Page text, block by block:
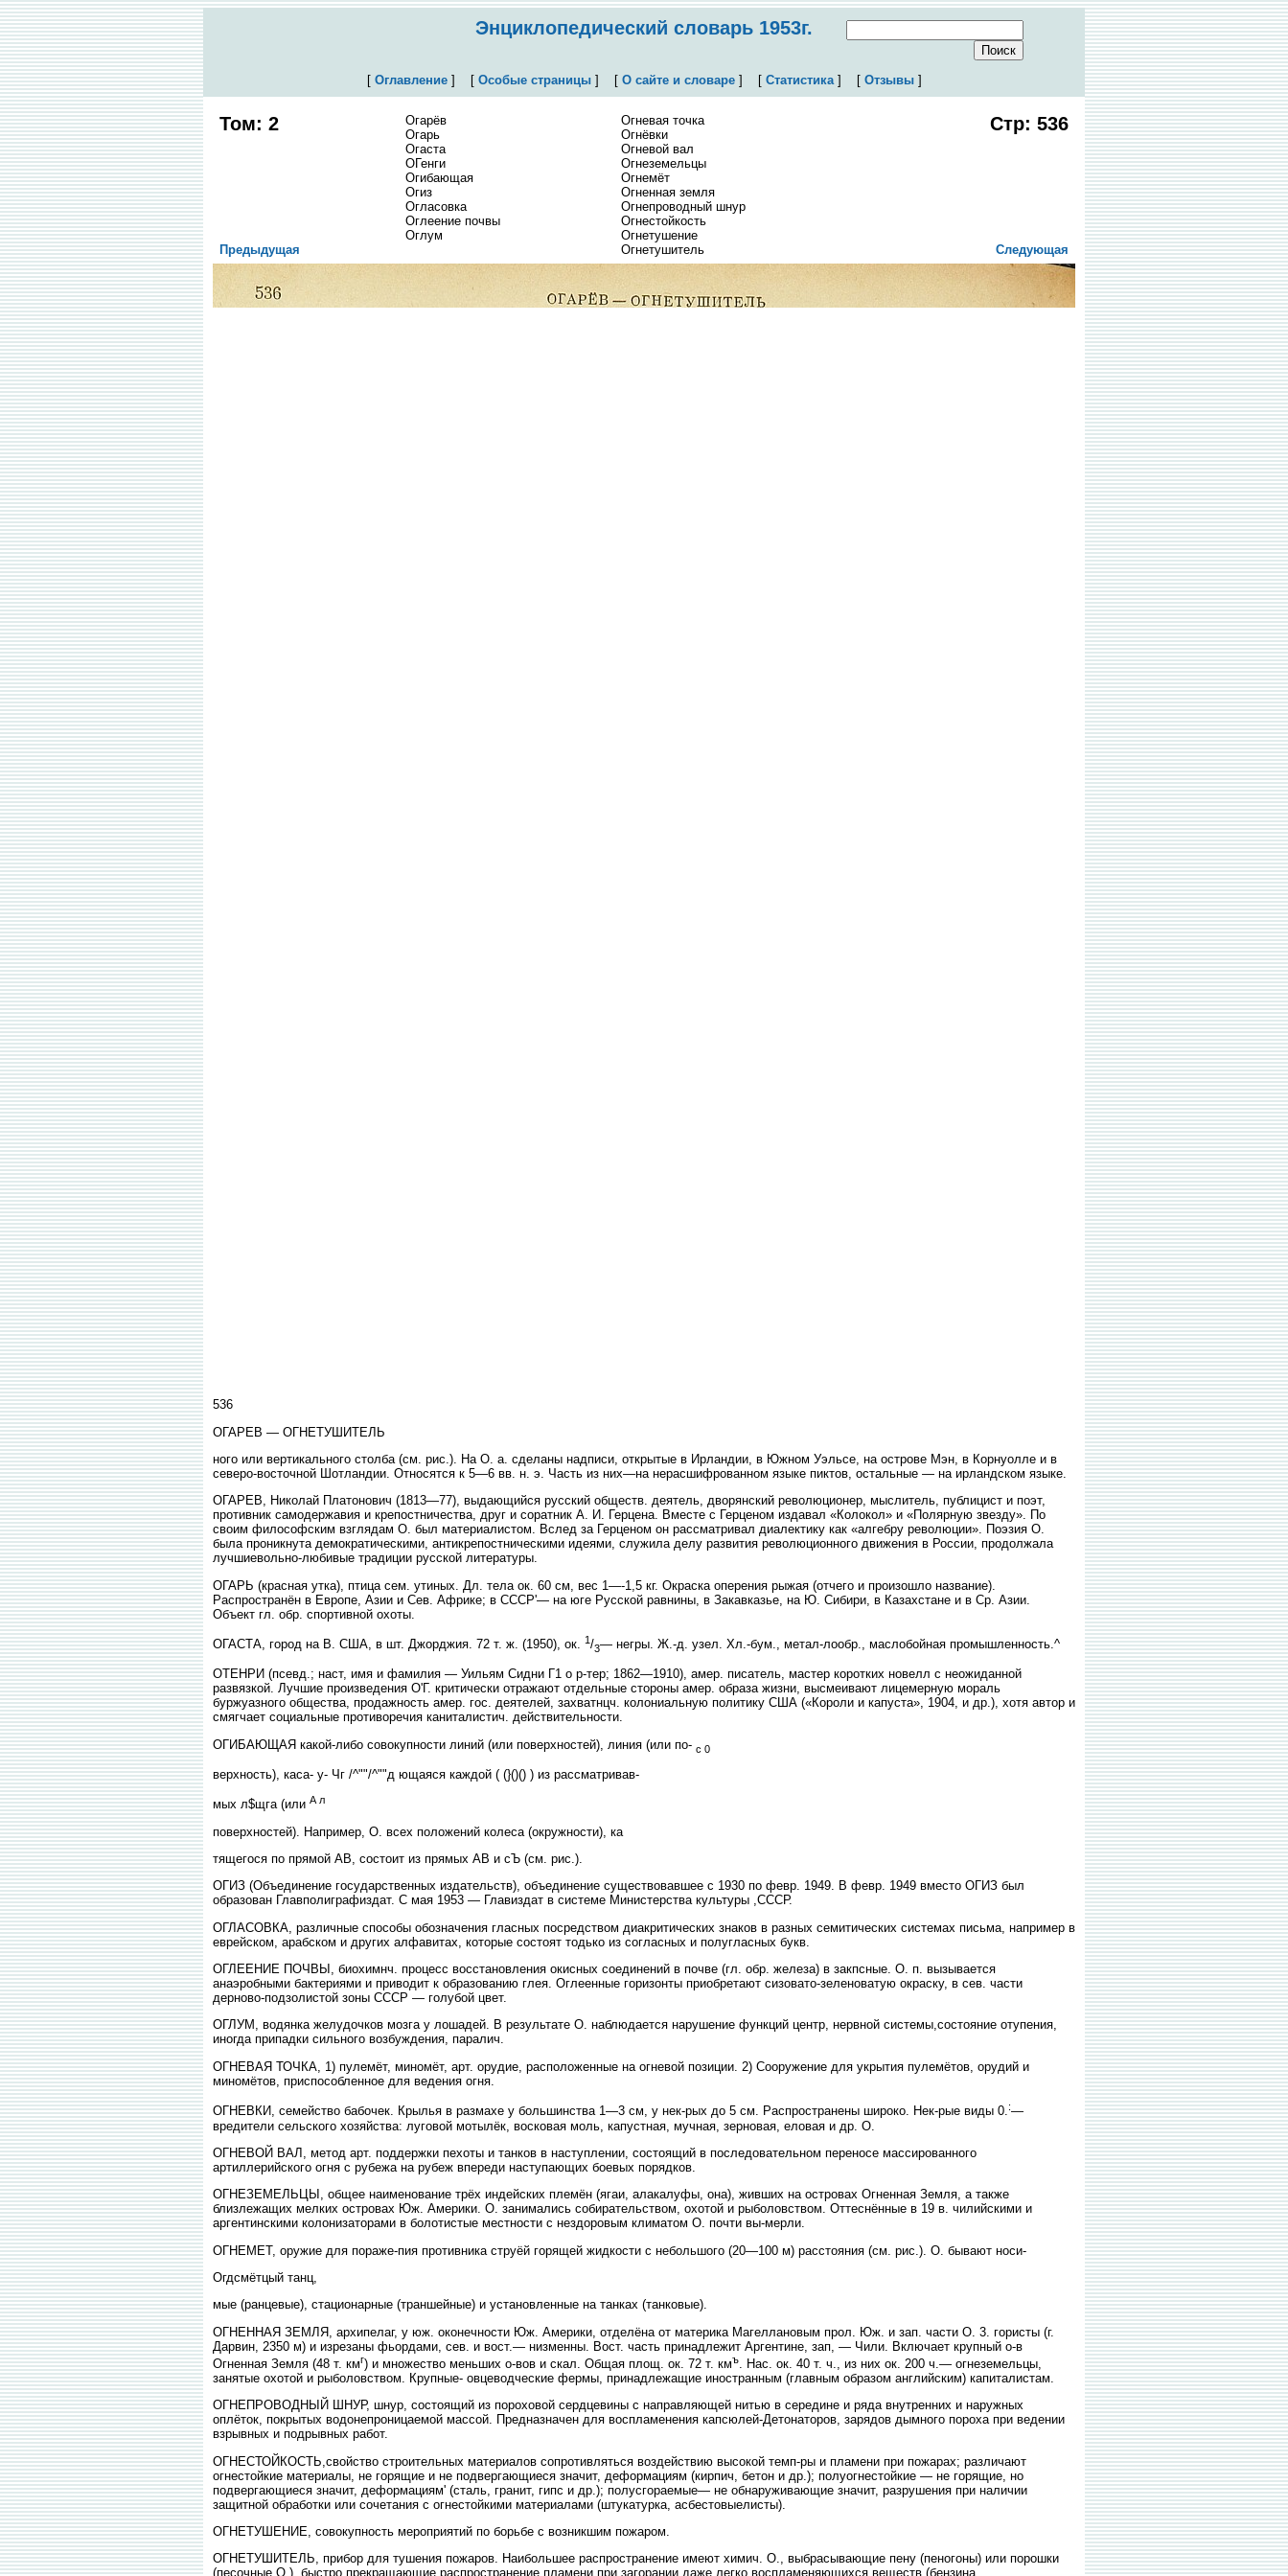
Энциклопедический словарь 1953г.
[ Оглавление] [ Особые страницы] [ О сайте и словаре] [ Статистика] [ Отзывы]
Том: 2
Огарёв
Огарь
Огаста
ОГенги
Огибающая
Огиз
Огласовка
Оглеение почвы
Оглум
Огневая точка
Огнёвки
Огневой вал
Огнеземельцы
Огнемёт
Огненная земля
Огнепроводный шнур
Огнестойкость
Огнетушение
Огнетушитель
Стр: 536
Предыдущая Следующая
536
ОГАРЕВ — ОГНЕТУШИТЕЛЬ
ного или вертикального столба (см. рис.). На О. а. сделаны надписи, открытые в Ирландии, в Южном Уэльсе, на острове Мэн, в Корнуолле и в
северо-восточной Шотландии. Относятся к 5—6 вв. н. э. Часть из них—на нерасшифрованном языке пиктов, остальные — на ирландском языке.
ОГАРЕВ, Николай Платонович (1813—77), выдающийся русский обществ. деятель, дворянский революционер, мыслитель, публицист и поэт,
противник самодержавия и крепостничества, друг и соратник А. И. Герцена. Вместе с Герценом издавал «Колокол» и «Полярную звезду». По
своим философским взглядам О. был материалистом. Вслед за Герценом он рассматривал диалектику как «алгебру революции». Поэзия О.
была проникнута демократическими, антикрепостническими идеями, служила делу развития революционного движения в России, продолжала
лучшиевольно-любивые традиции русской литературы.
ОГАРЬ (красная утка), птица сем. утиных. Дл. тела ок. 60 см, вес 1—-1,5 кг. Окраска оперения рыжая (отчего и произошло название).
Распространён в Европе, Азии и Сев. Африке; в СССР'— на юге Русской равнины, в Закавказье, на Ю. Сибири, в Казахстане и в Ср. Азии.
Объект гл. обр. спортивной охоты.
ОГАСТА, город на В. США, в шт. Джорджия. 72 т. ж. (1950), ок. 1/3— негры. Ж.-д. узел. Хл.-бум., метал-лообр., маслобойная промышленность.^
ОТЕНРИ (псевд.; наст, имя и фамилия — Уильям Сидни Г1 о р-тер; 1862—1910), амер. писатель, мастер коротких новелл с неожиданной
развязкой. Лучшие произведения О'Г. критически отражают отдельные стороны амер. образа жизни, высмеивают лицемерную мораль
буржуазного общества, продажность амер. гос. деятелей, захватнцч. колониальную политику США («Короли и капуста», 1904, и др.), хотя автор и
смягчает социальные противоречия каниталистич. действительности.
ОГИБАЮЩАЯ какой-либо совокупности линий (или поверхностей), линия (или по- с 0
верхность), каса- у- Чг /^""/^""д ющаяся каждой ( (}()() ) из рассматривав-
мых л$щга (или А л
поверхностей). Например, О. всех положений колеса (окружности), ка
тящегося по прямой АВ, состоит из прямых АВ и сЪ (см. рис.).
ОГИЗ (Объединение государственных издательств), объединение существовавшее с 1930 по февр. 1949. В февр. 1949 вместо ОГИЗ был
образован Главполиграфиздат. С мая 1953 — Главиздат в системе Министерства культуры ,СССР.
ОГЛАСОВКА, различные способы обозначения гласных посредством диакритических знаков в разных семитических системах письма, например в
еврейском, арабском и других алфавитах, которые состоят тодько из согласных и полугласных букв.
ОГЛЕЕНИЕ ПОЧВЫ, биохимнч. процесс восстановления окисных соединений в почве (гл. обр. железа) в закпсные. О. п. вызывается
анаэробными бактериями и приводит к образованию глея. Оглеенные горизонты приобретают сизовато-зеленоватую окраску, в сев. части
дерново-подзолистой зоны СССР — голубой цвет.
ОГЛУМ, водянка желудочков мозга у лошадей. В результате О. наблюдается нарушение функций центр, нервной системы,состояние отупения,
иногда припадки сильного возбуждения, паралич.
ОГНЕВАЯ ТОЧКА, 1) пулемёт, миномёт, арт. орудие, расположенные на огневой позиции. 2) Сооружение для укрытия пулемётов, орудий и
миномётов, приспособленное для ведения огня.
ОГНЕВКИ, семейство бабочек. Крылья в размахе у большинства 1—3 см, у нек-рых до 5 см. Распространены широко. Нек-рые виды 0.:—
вредители сельского хозяйства: луговой мотылёк, восковая моль, капустная, мучная, зерновая, еловая и др. О.
ОГНЕВОЙ ВАЛ, метод арт. поддержки пехоты и танков в наступлении, состоящий в последовательном переносе массированного
артиллерийского огня с рубежа на рубеж впереди наступающих боевых порядков.
ОГНЕЗЕМЕЛЬЦЫ, общее наименование трёх индейских племён (ягаи, алакалуфы, она), живших на островах Огненная Земля, а также
близлежащих мелких островах Юж. Америки. О. занимались собирательством, охотой и рыболовством. Оттеснённые в 19 в. чилийскими и
аргентинскими колонизаторами в болотистые местности с нездоровым климатом О. почти вы-мерли.
ОГНЕМЕТ, оружие для пораже-пия противника струёй горящей жидкости с небольшого (20—100 м) расстояния (см. рис.). О. бывают носи-
Огдсмётцый танц,
мые (ранцевые), стационарные (траншейные) и установленные на танках (танковые).
ОГНЕННАЯ ЗЕМЛЯ, архипелаг, у юж. оконечности Юж. Америки, отделёна от материка Магеллановым прол. Юж. и зап. части О. 3. гористы (г.
Дарвин, 2350 м) и изрезаны фьордами, сев. и вост.— низменны. Вост. часть принадлежит Аргентине, зап, — Чили. Включает крупный о-в
Огненная Земля (48 т. кмг) и множество меньших о-вов и скал. Общая площ. ок. 72 т. кмъ
. Нас. ок. 40 т. ч., из них ок. 200 ч.— огнеземельцы,
занятые охотой и рыболовством. Крупные- овцеводческие фермы, принадлежащие иностранным (главным образом английским) капиталистам.
ОГНЕПРОВОДНЫЙ ШНУР, шнур, состоящий из пороховой сердцевины с направляющей нитью в середине и ряда внутренних и наружных
оплёток, покрытых водонепроницаемой массой. Предназначен для воспламенения капсюлей-Детонаторов, зарядов дымного пороха при ведении
взрывных и подрывных работ.
ОГНЕСТОЙКОСТЬ,свойство строительных материалов сопротивляться воздействию высокой темп-ры и пламени при пожарах; различают
огнестойкие материалы, не горящие и не подвергающиеся значит, деформациям (кирпич, бетон и др.); полуогнестойкие — не горящие, но
подвергающиеся значит, деформациям' (сталь, гранит, гипс и др.); полусгораемые— не обнаруживающие значит, разрушения при наличии
защитной обработки или сочетания с огнестойкими материалами (штукатурка, асбестовыелисты).
ОГНЕТУШЕНИЕ, совокупность мероприятий по борьбе с возникшим пожаром.
ОГНЕТУШИТЕЛЬ, прибор для тушения пожаров. Наибольшее распространение имеют химич. О., выбрасывающие пену (пеногоны) или порошки
(песочные О.), быстро прекращающие распространение пламени при загорании даже легко воспламеняющихся веществ (бензина,